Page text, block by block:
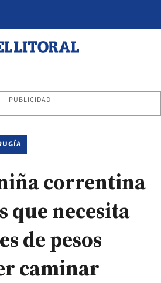
PUBLICIDAD
correntina
que necesita
de pesos
caminar